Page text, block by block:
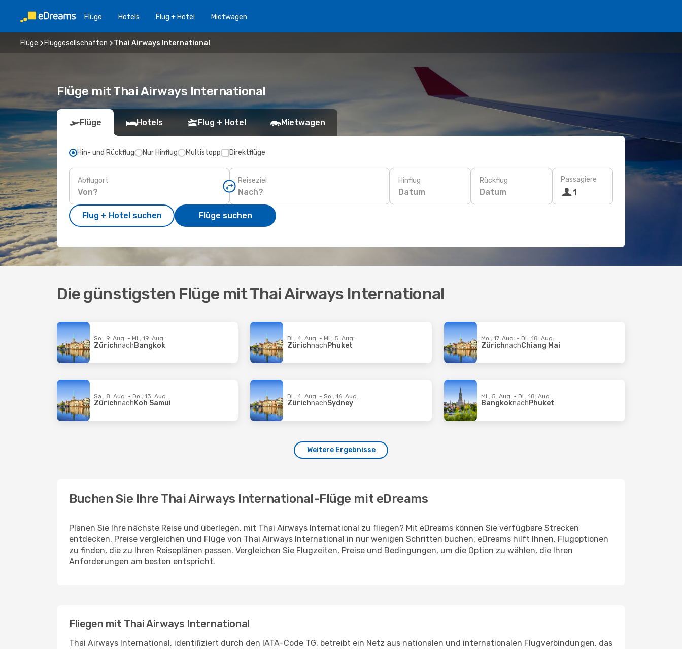
Flüge Hotels Flug + Hotel Mietwagen
Flüge Fluggesellschaften Thai Airways International
Flüge mit Thai Airways International
Flüge Hotels Flug + Hotel Mietwagen
Hin- und Rückflug Nur Hinflug Multistopp Direktflüge
Abflugort Reiseziel Hinflug
Datum
Rückflug
Datum
Passagiere
1
Flug + Hotel suchen Flüge suchen
Die günstigsten Flüge mit Thai Airways International
So., 9. Aug. - Mi., 19. Aug.
Zürichnach Bangkok
Di., 4. Aug. - Mi., 5. Aug.
ZürichnachPhuket
Mo., 17. Aug. - Di., 18. Aug.
ZürichnachChiang Mai
Sa., 8. Aug. - Do., 13. Aug.
ZürichnachKoh Samui
Di., 4. Aug. - So., 16. Aug.
ZürichnachSydney
Mi., 5. Aug. - Di., 18. Aug.
BangkoknachPhuket
Weitere Ergebnisse
Buchen Sie Ihre Thai Airways International-Flüge mit eDreams
Planen Sie Ihre nächste Reise und überlegen, mit Thai Airways International zu fliegen? Mit eDreams können Sie verfügbare Strecken
entdecken, Preise vergleichen und Flüge von Thai Airways International in nur wenigen Schritten buchen. eDreams hilft Ihnen, Flugoptionen
zu finden, die zu Ihren Reiseplänen passen. Vergleichen Sie Flugzeiten, Preise und Bedingungen, um die Option zu wählen, die Ihren
Anforderungen am besten entspricht.
Fliegen mit Thai Airways International
Thai Airways International, identifiziert durch den IATA-Code TG, betreibt ein Netz aus nationalen und internationalen Flugverbindungen, das